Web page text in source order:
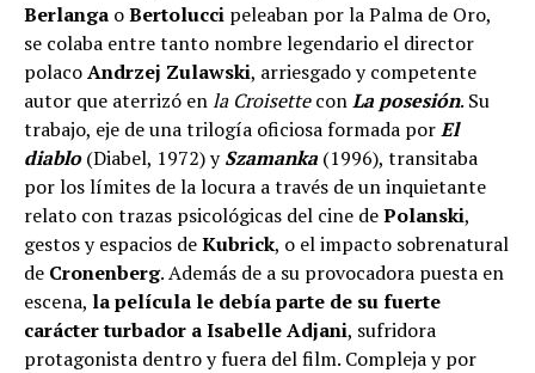
Berlanga oBertolucci peleaban por la Palma de Oro,
se colaba entre tanto nombre legendario el director
polacoAndrzej Zulawski, arriesgado y competente
autor que aterrizó enla CroisetteconLa posesión. Su
trabajo, eje de una trilogía oficiosa formada porEl
diablo(Diabel, 1972) ySzamanka (1996), transitaba
por los límites de la locura a través de un inquietante
relato con trazas psicológicas del cine dePolanski,
gestos y espacios deKubrick, o el impacto sobrenatural
de Cronenberg. Además de a su provocadora puesta en
escena, la película le debía parte de su fuerte
carácter turbador aIsabelle Adjani, sufridora
protagonista dentro y fuera del film. Compleja y por